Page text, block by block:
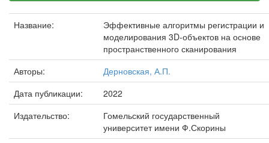
Название:
Эффективные алгоритмы регистрации и
моделирования 3D-объектов на основе
пространственного сканирования
Авторы:
Дерновская, А.П.
Дата публикации:
2022
Издательство:
Гомельский государственный
университет имени Ф.Скорины